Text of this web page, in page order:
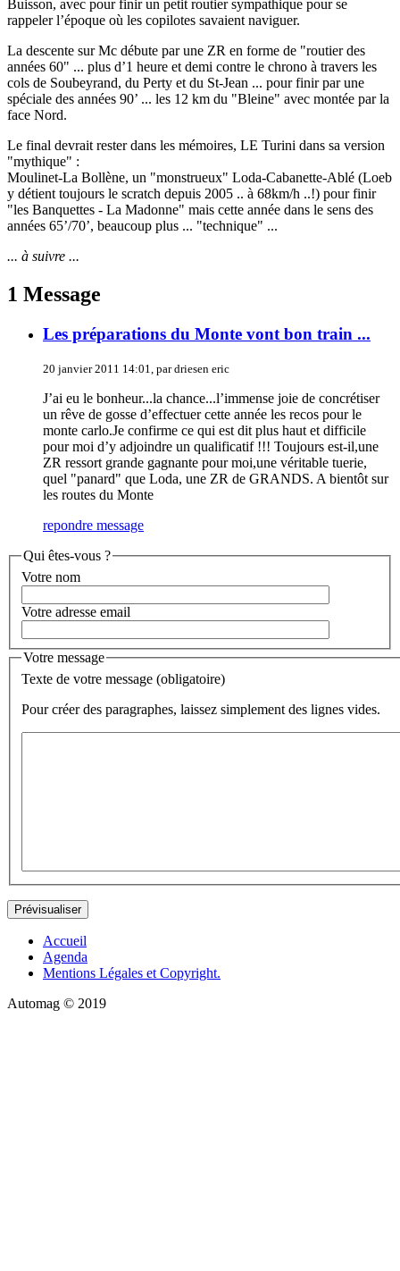
Buisson, avec pour finir un petit routier sympathique pour se
rappeler l’époque où les copilotes savaient naviguer.
La descente sur Mc débute par une ZR en forme de "routier des
années 60" ... plus d’1 heure et demi contre le chrono à travers les
cols de Soubeyrand, du Perty et du St-Jean ... pour finir par une
spéciale des années 90’ ... les 12 km du "Bleine" avec montée par la
face Nord.
Le final devrait rester dans les mémoires, LE Turini dans sa version
"mythique" :
Moulinet-La Bollène, un "monstrueux" Loda-Cabanette-Ablé (Loeb
y détient toujours le scratch depuis 2005 .. à 68km/h ..!) pour finir
"les Banquettes - La Madonne" mais cette année dans le sens des
années 65’/70’, beaucoup plus ... "technique" ...
... à suivre ...
1 Message
Les préparations du Monte vont bon train ...
20 janvier 2011 14:01, par driesen eric
J’ai eu le bonheur...la chance...l’immense joie de concrétiser
un rêve de gosse d’effectuer cette année les recos pour le
monte carlo.Je confirme ce qui est dit plus haut et difficile
pour moi d’y adjoindre un qualificatif !!! Toujours est-il,une
ZR ressort grande gagnante pour moi,une véritable tuerie,
quel "panard" que Loda, une ZR de GRANDS. A bientôt sur
les routes du Monte
repondre message
Qui êtes-vous ?
Votre nom
Votre adresse email
Votre message
Texte de votre message (obligatoire)
Pour créer des paragraphes, laissez simplement des lignes vides.
Accueil
Agenda
Mentions Légales et Copyright.
Automag © 2019